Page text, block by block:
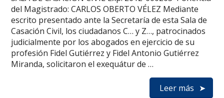
del Magistrado: CARLOS OBERTO VÉLEZ Mediante
escrito presentado ante la Secretaría de esta Sala de
Casación Civil, los ciudadanos C… y Z…, patrocinados
judicialmente por los abogados en ejercicio de su
profesión Fidel Gutiérrez y Fidel Antonio Gutiérrez
Miranda, solicitaron el exequátur de …
Leer más